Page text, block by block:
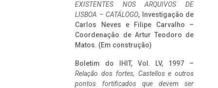
EXISTENTES NOS ARQUIVOS DE
LISBOA – CATÁLOGO, Investigação de
Carlos Neves e Filipe Carvalho –
Coordenação de Artur Teodoro de
Matos. (Em construção)
Boletim do IHIT, Vol. LV, 1997 –
Relação dos fortes, Castellos e outros
pontos fortificados que devem ser